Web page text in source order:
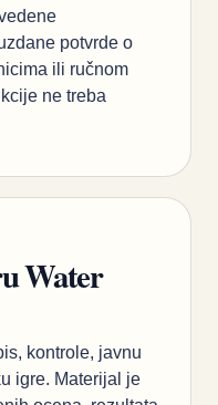
potvrde o
ili ručnom
ne treba
Water
kontrole, javnu
igre. Materijal je